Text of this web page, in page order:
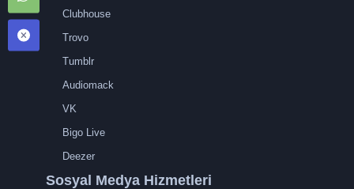
Clubhouse
Trovo
Tumblr
Audiomack
VK
Bigo Live
Deezer
Sosyal Medya Hizmetleri